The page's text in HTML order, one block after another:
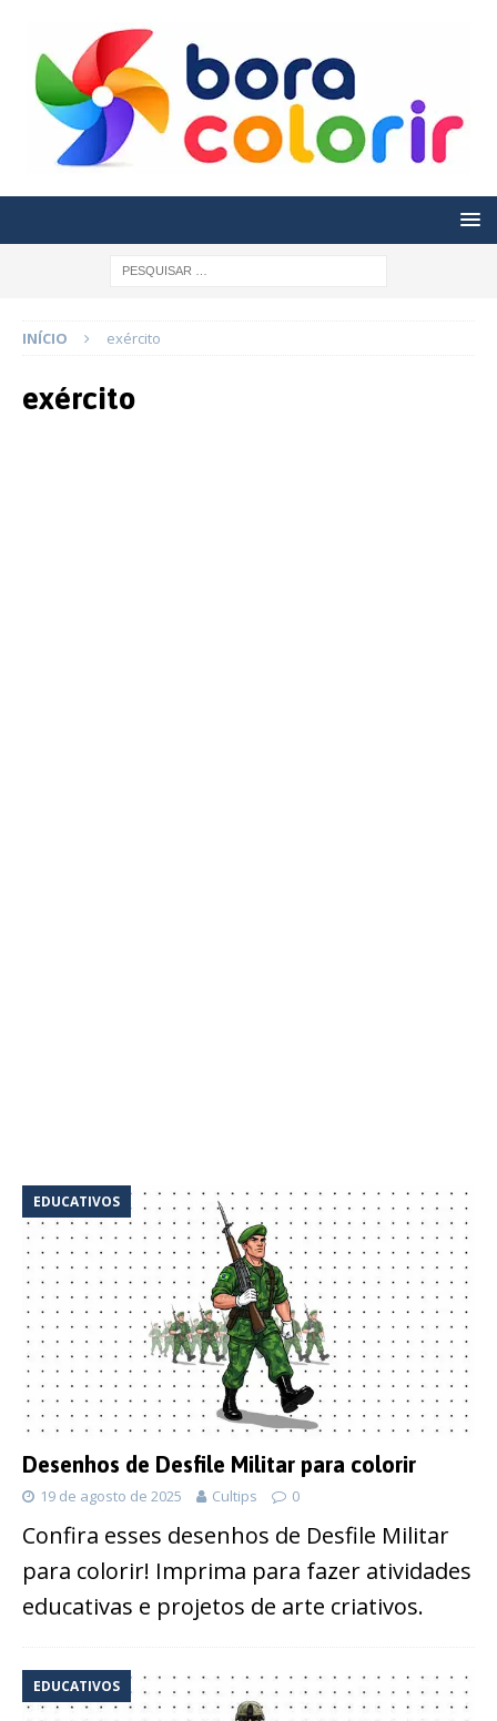
INÍCIO exército
exército
EDUCATIVOS
Desenhos de Desfile Militar para colorir
19 de agosto de 2025 Cultips 0
Confira esses desenhos de Desfile Militar
para colorir! Imprima para fazer atividades
educativas e projetos de arte criativos.
EDUCATIVOS